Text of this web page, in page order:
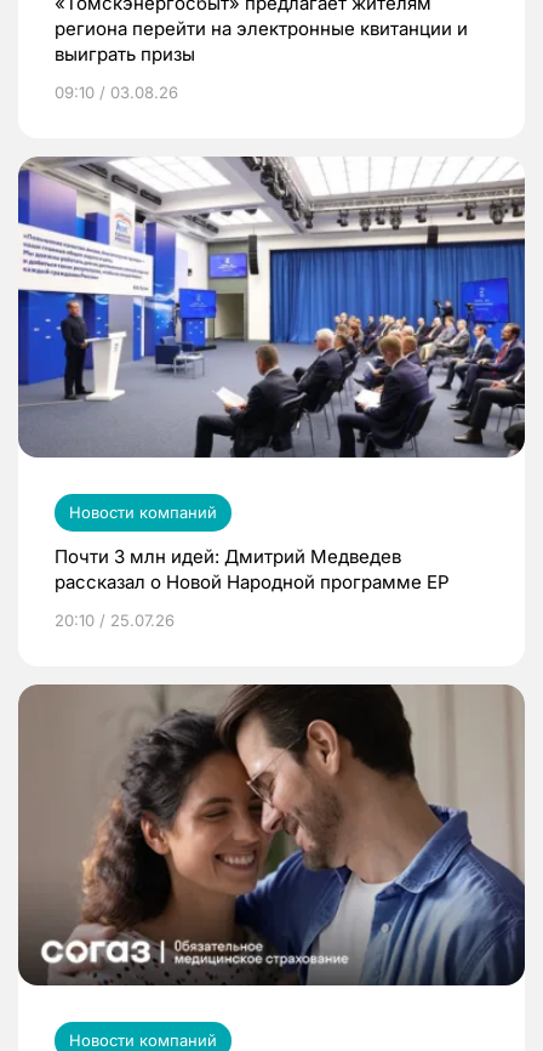
региона перейти на электронные квитанции и
выиграть призы
09:10 / 03.08.26
Новости компаний
Почти 3 млн идей: Дмитрий Медведев
рассказал о Новой Народной программе ЕР
20:10 / 25.07.26
Новости компаний